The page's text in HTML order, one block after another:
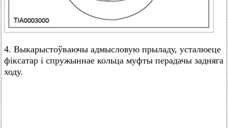
4. Выкарыстоўваючы адмысловую прыладу, усталюеце
фіксатар і спружыннае кольца муфты перадачы задняга
ходу.